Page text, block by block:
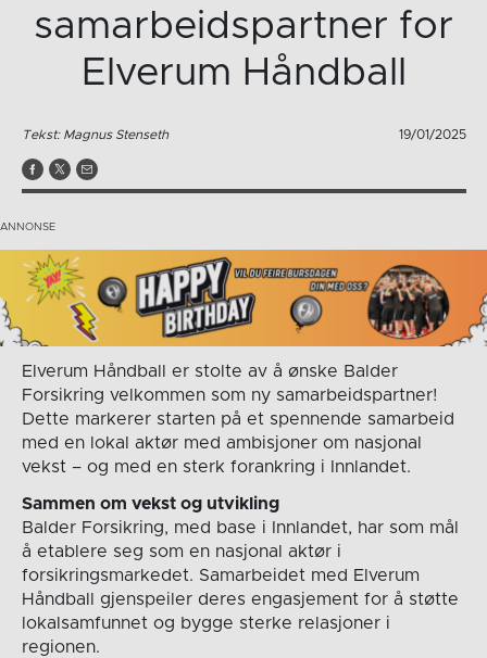
samarbeidspartner for
Elverum Håndball
Tekst: Magnus Stenseth 19/01/2025
Elverum Håndball er stolte av å ønske Balder
Forsikring velkommen som ny samarbeidspartner!
Dette markerer starten på et spennende samarbeid
med en lokal aktør med ambisjoner om nasjonal
vekst – og med en sterk forankring i Innlandet.
Sammen om vekst og utvikling
Balder Forsikring, med base i Innlandet, har som mål
å etablere seg som en nasjonal aktør i
forsikringsmarkedet. Samarbeidet med Elverum
Håndball gjenspeiler deres engasjement for å støtte
lokalsamfunnet og bygge sterke relasjoner i
regionen.